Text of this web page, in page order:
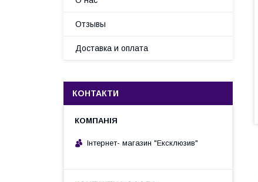
Отзывы
Доставка и оплата
КОНТАКТИ
Інтернет- магазин "Ексклюзив"